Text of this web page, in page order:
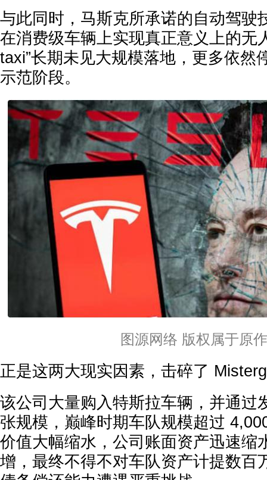
与此同时，马斯克所承诺的自动驾驶
在消费级车辆上实现真正意义上的无
taxi”长期未见大规模落地，更多依然
示范阶段。
图源网络 版权属于原
正是这两大现实因素，击碎了
该公司大量购入特斯拉车辆，并通过
张规模，巅峰时期车队规模超过
价值大幅缩水，公司账面资产迅速缩
增，最终不得不对车队资产计提数百